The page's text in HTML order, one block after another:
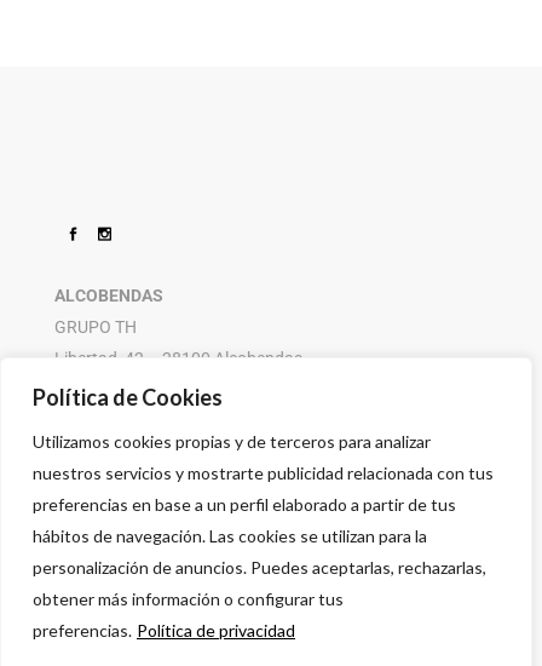
Política de Cookies
Utilizamos cookies propias y de terceros para analizar
nuestros servicios y mostrarte publicidad relacionada con tus
preferencias en base a un perfil elaborado a partir de tus
hábitos de navegación. Las cookies se utilizan para la
personalización de anuncios. Puedes aceptarlas, rechazarlas,
obtener más información o configurar tus
preferencias. Política de privacidad
ALCOBENDAS
GRUPO TH
Libertad, 42 – 28100 Alcobendas
916 614 580 – 608 505 532